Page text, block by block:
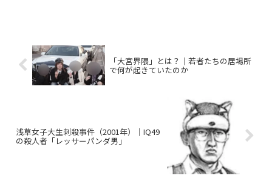
「大宮界隈」とは？｜若者たちの居場所
で何が起きていたのか
浅草女子大生刺殺事件（2001年）｜IQ49
の殺人者「レッサーパンダ男」